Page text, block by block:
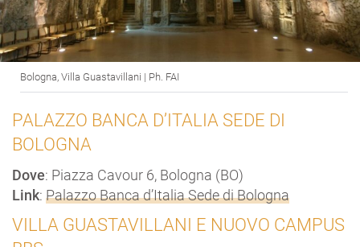
Bologna, Villa Guastavillani | Ph. FAI
PALAZZO BANCA D’ITALIA SEDE DI
BOLOGNA
Dove: Piazza Cavour 6, Bologna (BO)
Link: Palazzo Banca d’Italia Sede di Bologna
VILLA GUASTAVILLANI E NUOVO CAMPUS